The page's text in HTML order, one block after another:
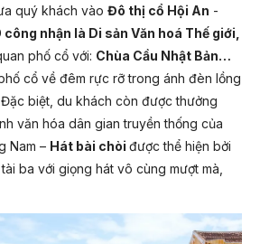
quý khách vào Đô thị cổ Hội An -
công nhận là Di sản Văn hoá Thế giới,
phố cổ với: Chùa Cầu Nhật Bản…
cổ về đêm rực rỡ trong ánh đèn lồng
Đặc biệt, du khách còn được thưởng
văn hóa dân gian truyền thống của
Nam – Hát bài chòi được thể hiện bởi
ba với giọng hát vô cùng mượt mà,